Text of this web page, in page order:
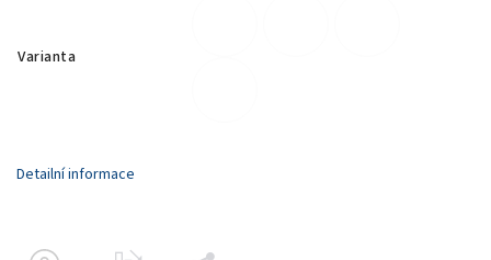
Varianta
Detailní informace